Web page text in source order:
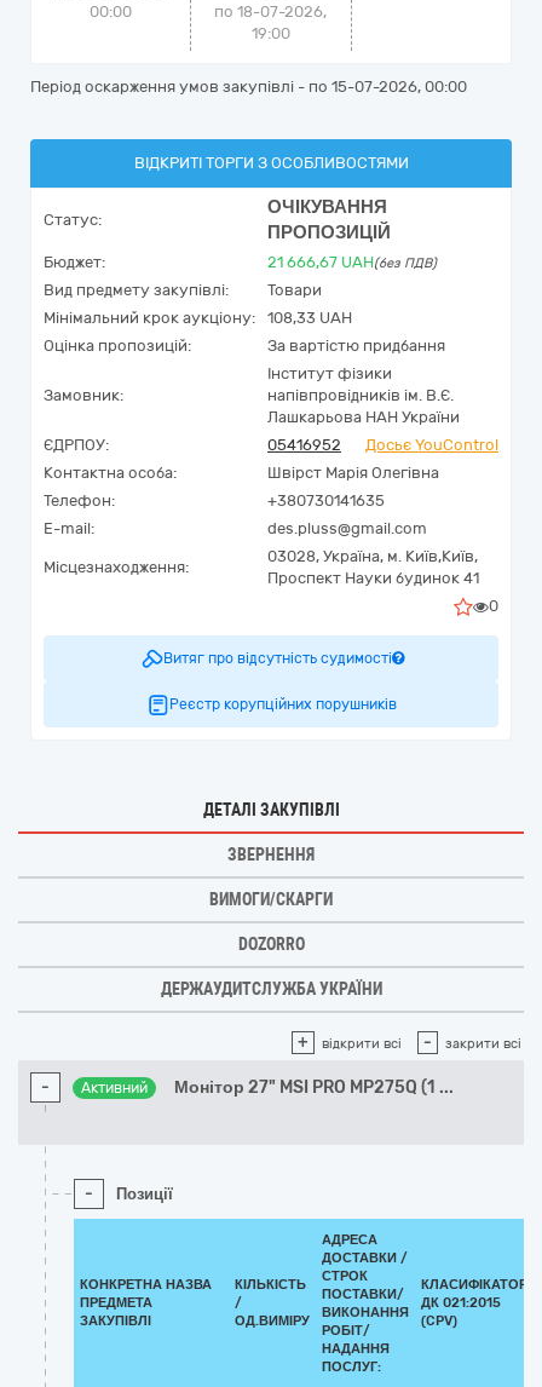
00:00
по 18-07-2026,
19:00
Період оскарження умов закупівлі - по 15-07-2026, 00:00
ВІДКРИТІ ТОРГИ З ОСОБЛИВОСТЯМИ
Статус:
ОЧІКУВАННЯ
ПРОПОЗИЦІЙ
Бюджет: 21 666,67 UAH(без ПДВ)
Вид предмету закупівлі:
Товари
Мінімальний крок аукціону:
108,33 UAH
Оцінка пропозицій:
За вартістю придбання
Замовник:
Інститут фізики
напівпровідників ім. В.Є.
Лашкарьова НАН України
ЄДРПОУ:
05416952
Досьє YouControl
Контактна особа:
Швірст Марія Олегівна
Телефон:
+380730141635
E-mail:
des.pluss@gmail.com
Місцезнаходження:
03028, Україна, м. Київ,Київ,
Проспект Науки будинок 41
0
Витяг про відсутність судимості
Реєстр корупційних порушників
ДЕТАЛІ ЗАКУПІВЛІ
ЗВЕРНЕННЯ
ВИМОГИ/СКАРГИ
DOZORRO
ДЕРЖАУДИТСЛУЖБА УКРАЇНИ
+ відкрити всі - закрити всі
- Активний Монітор 27" MSI PRO MP275Q (1 ...
- Позиції
КОНКРЕТНА НАЗВА
ПРЕДМЕТА
ЗАКУПІВЛІ
КІЛЬКІСТЬ
/
ОД.ВИМІРУ
АДРЕСА
ДОСТАВКИ /
СТРОК
ПОСТАВКИ/
ВИКОНАННЯ
РОБІТ/
НАДАННЯ
ПОСЛУГ:
КЛАСИФІКАТОР
ДК 021:2015
(CPV)